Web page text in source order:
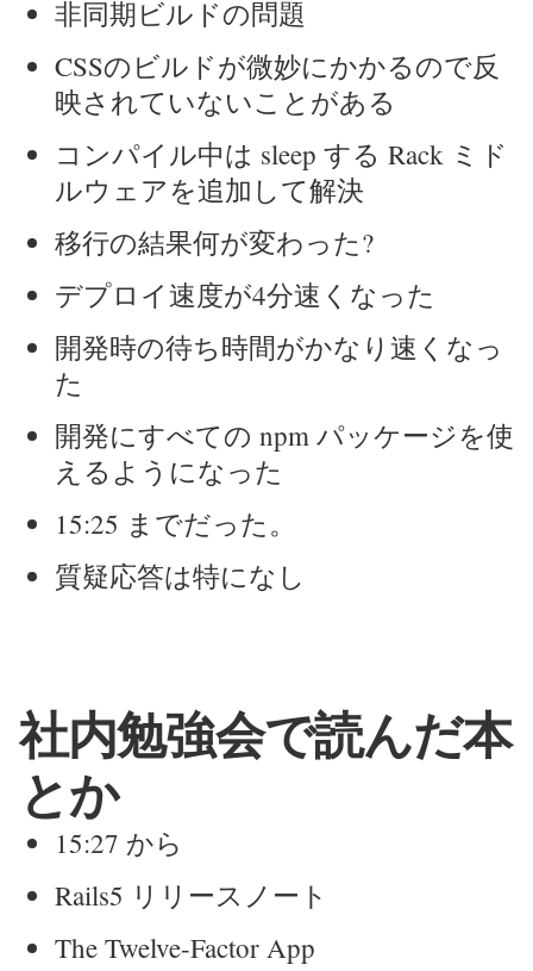
非同期ビルドの問題
CSSのビルドが微妙にかかるので反
映されていないことがある
コンパイル中は sleep する Rack ミド
ルウェアを追加して解決
移行の結果何が変わった?
デプロイ速度が4分速くなった
開発時の待ち時間がかなり速くなっ
た
開発にすべての npm パッケージを使
えるようになった
15:25 までだった。
質疑応答は特になし
社内勉強会で読んだ本
とか
15:27 から
Rails5 リリースノート
The Twelve-Factor App